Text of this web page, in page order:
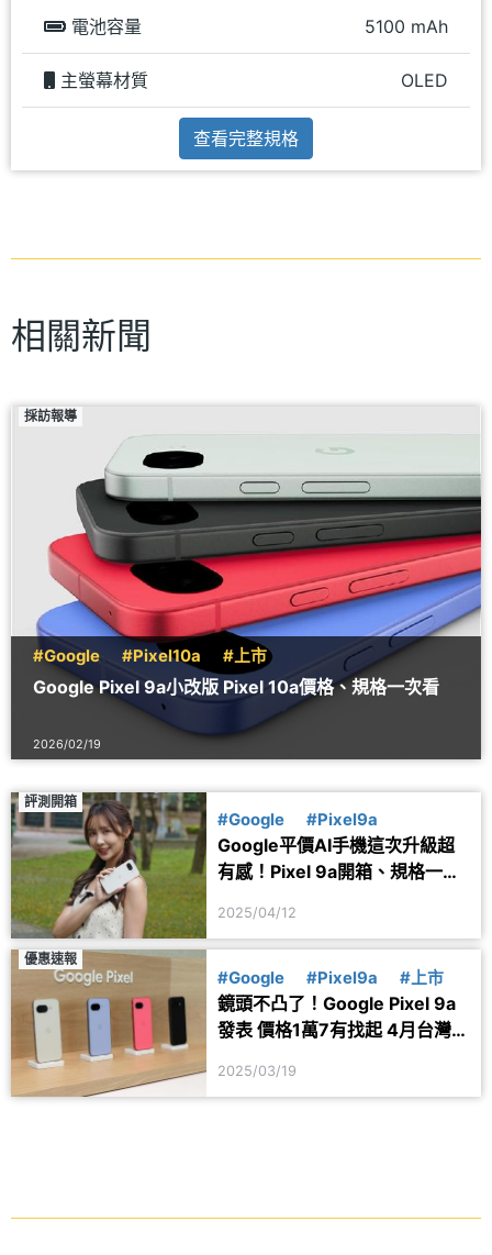
電池容量 5100 mAh
主螢幕材質 OLED
查看完整規格
相關新聞
採訪報導
#Google #Pixel10a #上市
Google Pixel 9a小改版 Pixel 10a價格、規格一次看
2026/02/19
評測開箱
#Google #Pixel9a
Google平價AI手機這次升級超
有感！Pixel 9a開箱、規格一次
2025/04/12
優惠速報
#Google #Pixel9a #上市
鏡頭不凸了！Google Pixel 9a
發表 價格1萬7有找起 4月台灣上
2025/03/19